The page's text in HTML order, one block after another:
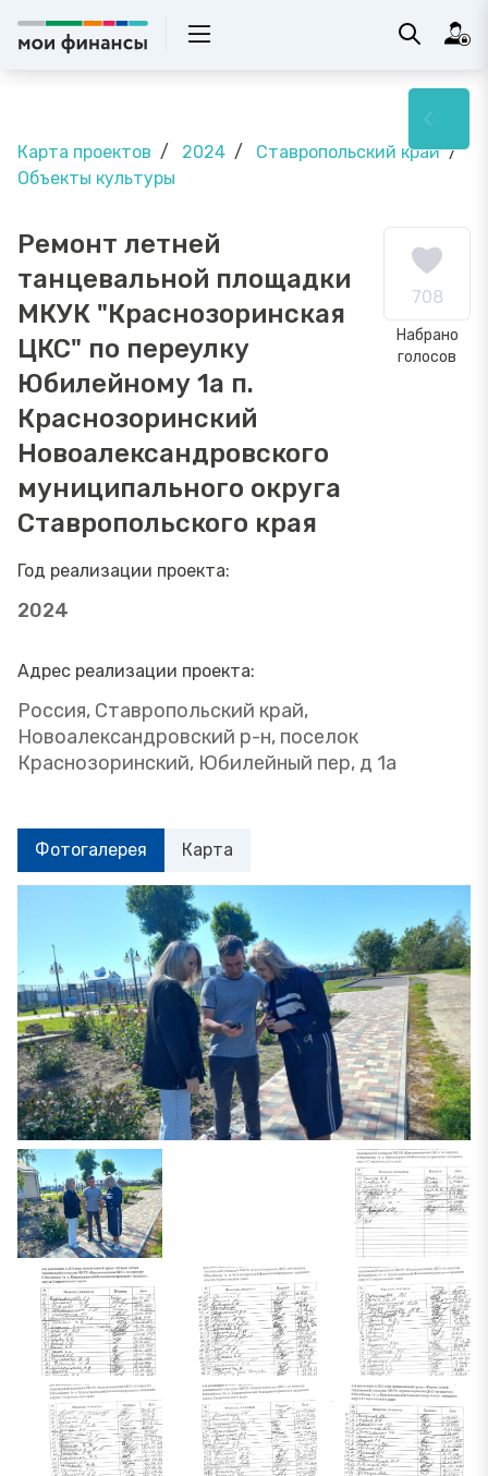
Карта проектов 2024
Ставропольский край
Объекты культуры
Ремонт летней
танцевальной площадки
МКУК "Краснозоринская
ЦКС" по переулку
Юбилейному 1а п.
Краснозоринский
Новоалександровского
муниципального округа
Ставропольского края
708
Набрано
голосов
Год реализации проекта:
2024
Адрес реализации проекта:
Россия, Ставропольский край,
Новоалександровский р-н, поселок
Краснозоринский, Юбилейный пер, д 1а
Фотогалерея Карта